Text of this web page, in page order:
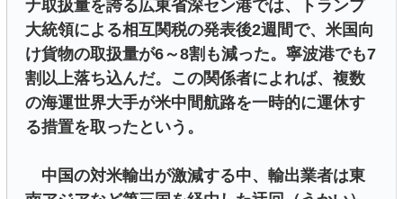
ナ取扱量を誇る広東省深セン港では、トランプ
大統領による相互関税の発表後2週間で、米国向
け貨物の取扱量が6～8割も減った。寧波港でも7
割以上落ち込んだ。この関係者によれば、複数
の海運世界大手が米中間航路を一時的に運休す
る措置を取ったという。
中国の対米輸出が激減する中、輸出業者は東